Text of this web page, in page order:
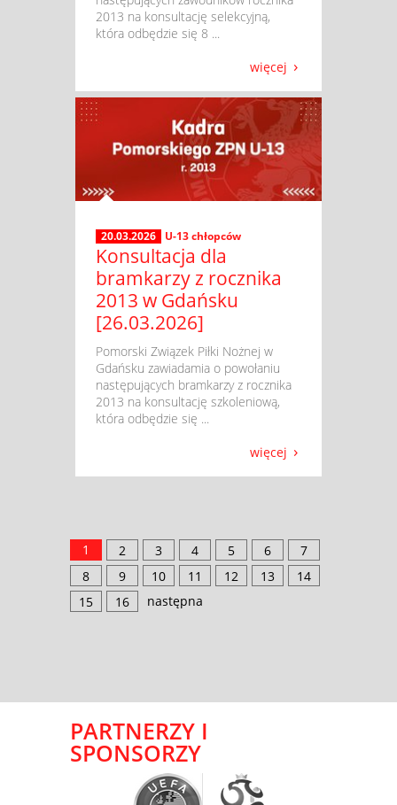
2013 na konsultację selekcyjną,
która odbędzie się 8 ...
więcej
20.03.2026 U-13 chłopców
Konsultacja dla
bramkarzy z rocznika
2013 w Gdańsku
[26.03.2026]
​ Pomorski Związek Piłki Nożnej w
Gdańsku zawiadamia o powołaniu
następujących bramkarzy z rocznika
2013 na konsultację szkoleniową,
która odbędzie się ...
więcej
1 2 3 4 5 6
7
8
9 10 11 12 13
14
15
16 następna
PARTNERZY I
SPONSORZY